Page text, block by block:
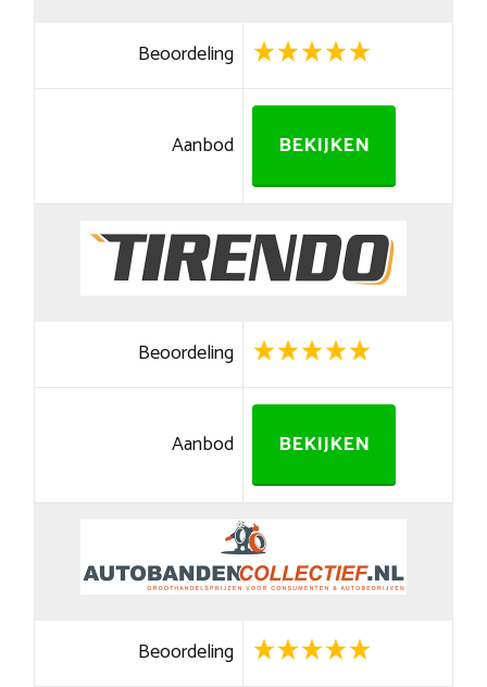
Beoordeling
Aanbod BEKIJKEN
Beoordeling
Aanbod BEKIJKEN
Beoordeling